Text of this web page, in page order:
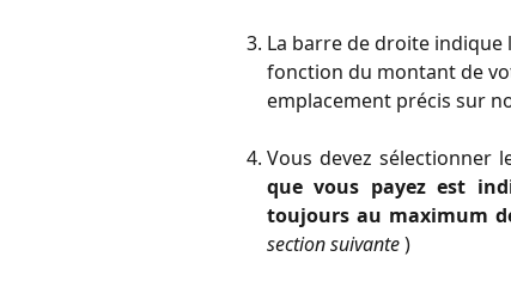
La barre de droite
fonction du montant de
emplacement précis sur
Vous devez sélectionner
que vous payez est
toujours au maximum
section suivante)